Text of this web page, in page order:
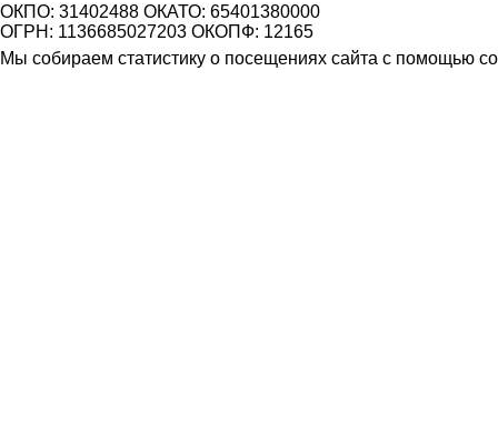
ОКПО: 31402488 ОКАТО: 65401380000
ОГРН: 1136685027203 ОКОПФ: 12165
Мы собираем статистику о посещениях сайта с помощью